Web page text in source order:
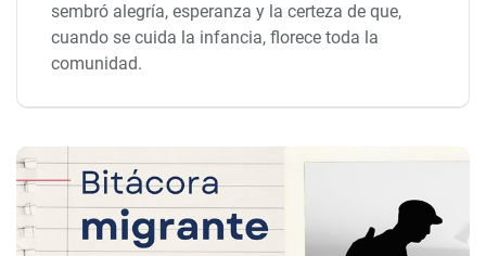
sembró alegría, esperanza y la certeza de que,
cuando se cuida la infancia, florece toda la
comunidad.